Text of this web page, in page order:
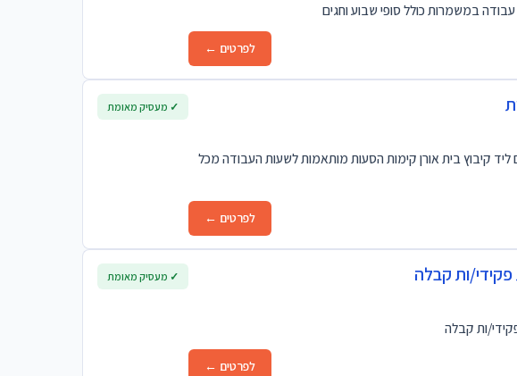
במשמרות כולל סופי שבוע וחגים
לפרטים ←
קיבוץ בית אורן קימות הסעות מותאמות לשעות העבודה מכל
לפרטים ←
✓ מעסיק מאומת
פקידי/ות קבלה
ות קבלה
לפרטים ←
✓ מעסיק מאומת